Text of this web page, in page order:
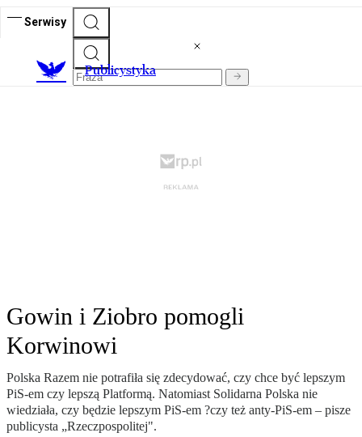
Serwisy
Publicystyka
Gowin i Ziobro pomogli
Korwinowi
Polska Razem nie potrafiła się zdecydować, czy chce być lepszym
PiS-em czy lepszą Platformą. Natomiast Solidarna Polska nie
wiedziała, czy będzie lepszym PiS-em ?czy też anty-PiS-em – pisze
publicysta „Rzeczpospolitej".